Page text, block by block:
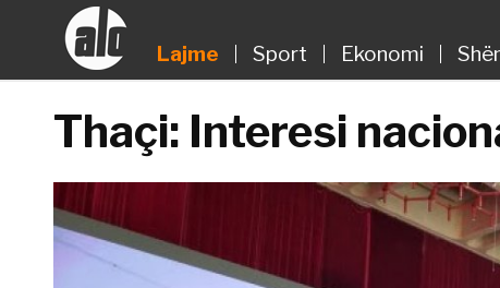
Lajme Sport Ekonomi
Thaçi: Interesi